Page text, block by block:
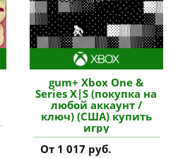
gum+ Xbox One &
Series X|S (покупка на
любой аккаунт /
ключ) (США) купить
игру
От 1 017 руб.